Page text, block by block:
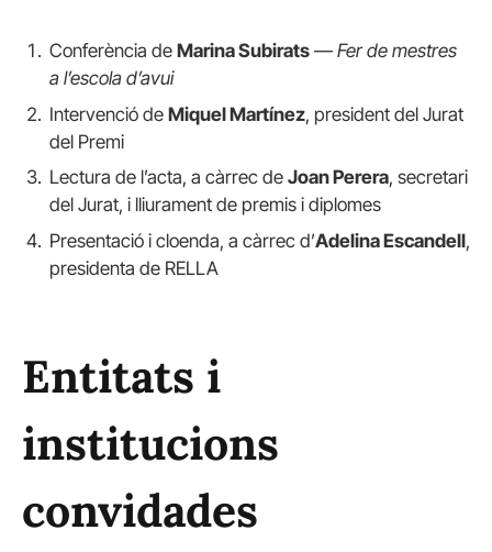
Conferència de Marina Subirats — Fer de mestres
a l’escola d’avui
Intervenció de Miquel Martínez, president del Jurat
del Premi
Lectura de l’acta, a càrrec de Joan Perera, secretari
del Jurat, i lliurament de premis i diplomes
Presentació i cloenda, a càrrec d’Adelina Escandell,
presidenta de RELLA
Entitats i
institucions
convidades